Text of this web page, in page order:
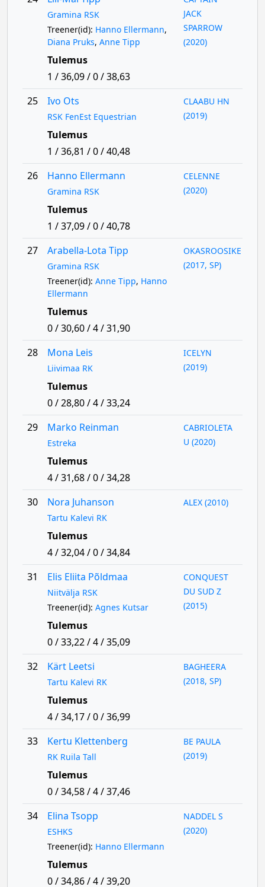
Gramina RSK
Treener(id): Hanno Ellermann,
Diana Pruks, Anne Tipp
JACK
SPARROW
(2020)
Tulemus
1 / 36,09 / 0 / 38,63
25
Ivo Ots
RSK FenEst Equestrian
CLAABU HN
(2019)
Tulemus
1 / 36,81 / 0 / 40,48
26
Hanno Ellermann
Gramina RSK
CELENNE
(2020)
Tulemus
1 / 37,09 / 0 / 40,78
27
Arabella-Lota Tipp
Gramina RSK
Treener(id): Anne Tipp, Hanno
Ellermann
OKASROOSIKE
(2017, SP)
Tulemus
0 / 30,60 / 4 / 31,90
28
Mona Leis
Liivimaa RK
ICELYN
(2019)
Tulemus
0 / 28,80 / 4 / 33,24
29
Marko Reinman
Estreka
CABRIOLETA
U (2020)
Tulemus
4 / 31,68 / 0 / 34,28
30
Nora Juhanson
Tartu Kalevi RK
ALEX (2010)
Tulemus
4 / 32,04 / 0 / 34,84
31
Elis Eliita Põldmaa
Niitvälja RSK
Treener(id): Agnes Kutsar
CONQUEST
DU SUD Z
(2015)
Tulemus
0 / 33,22 / 4 / 35,09
32
Kärt Leetsi
Tartu Kalevi RK
BAGHEERA
(2018, SP)
Tulemus
4 / 34,17 / 0 / 36,99
33
Kertu Klettenberg
RK Ruila Tall
BE PAULA
(2019)
Tulemus
0 / 34,58 / 4 / 37,46
34
Elina Tsopp
ESHKS
Treener(id): Hanno Ellermann
NADDEL S
(2020)
Tulemus
0 / 34,86 / 4 / 39,20